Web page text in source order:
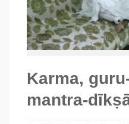
Karma,
mantra-